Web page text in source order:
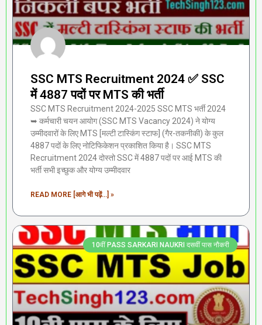
SSC MTS Recruitment 2024 ✅ SSC
में 4887 पदों पर MTS की भर्ती
SSC MTS Recruitment 2024-2025 SSC MTS भर्ती 2024
➥ कर्मचारी चयन आयोग (SSC MTS Vacancy 2024) ने योग्य
उम्मीदवारों के लिए MTS [मल्टी टास्किंग स्टाफ] (गैर-तकनीकी) के कुल
4887 पदों के लिए नोटिफिकेशन प्रकाशित किया है। SSC MTS
Recruitment 2024 दोस्तो SSC में 4887 पदों पर आई MTS की
भर्ती सभी इच्छुक और योग्य उम्मीदवार
READ MORE [आगे भी पढ़ें...] »
10वीं PASS SARKARI NAUKRI दसवीं पास नौकरी